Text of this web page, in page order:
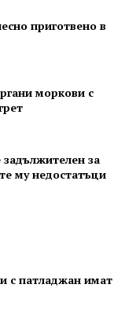
приготвено в
моркови с
за
му недостатъци
с патладжан имат